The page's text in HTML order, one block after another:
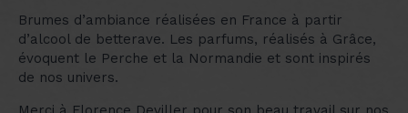
Brumes d’ambiance réalisées en France à partir
d’alcool de betterave. Les parfums, réalisés à Grâce,
évoquent le Perche et la Normandie et sont inspirés
de nos univers.